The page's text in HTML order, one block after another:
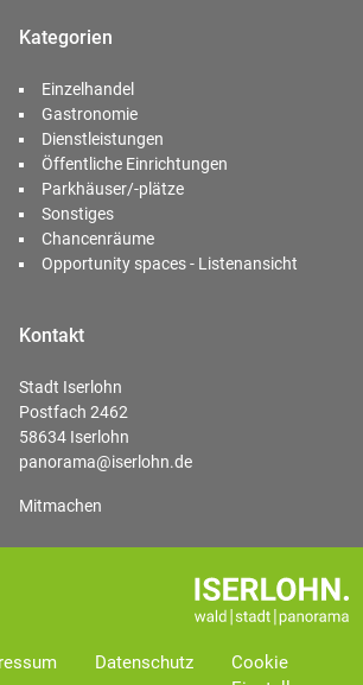
Kategorien
Einzelhandel
Gastronomie
Dienstleistungen
Öffentliche Einrichtungen
Parkhäuser/-plätze
Sonstiges
Chancenräume
Opportunity spaces - Listenansicht
Kontakt
Stadt Iserlohn
Postfach 2462
58634 Iserlohn
panorama@iserlohn.de
Mitmachen
Datenschutz
Cookie